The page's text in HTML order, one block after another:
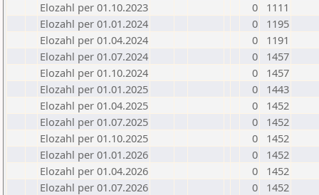
Elozahl per 01.10.2023
0
1111
Elozahl per 01.01.2024
0
1195
Elozahl per 01.04.2024
0
1191
Elozahl per 01.07.2024
0
1457
Elozahl per 01.10.2024
0
1457
Elozahl per 01.01.2025
0
1443
Elozahl per 01.04.2025
0
1452
Elozahl per 01.07.2025
0
1452
Elozahl per 01.10.2025
0
1452
Elozahl per 01.01.2026
0
1452
Elozahl per 01.04.2026
0
1452
Elozahl per 01.07.2026
0
1452